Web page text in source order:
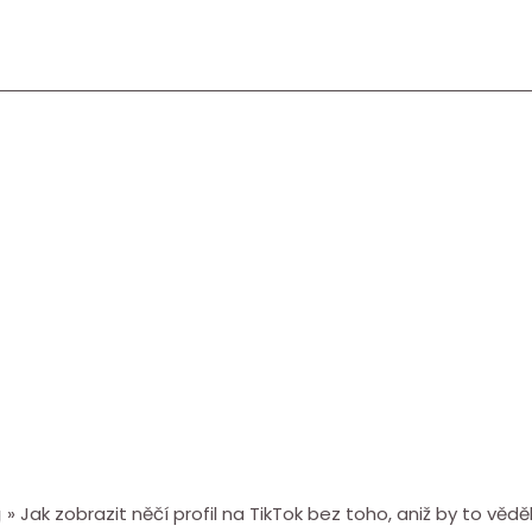
Jak zobrazit něčí profil na TikTok bez toho, aniž by to